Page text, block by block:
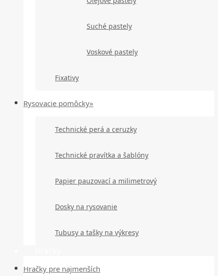
Suché pastely
Voskové pastely
Fixativy
Rysovacie pomôcky»
Technické perá a ceruzky
Technické pravítka a šablóny
Papier pauzovací a milimetrový
Dosky na rysovanie
Tubusy a tašky na výkresy
Hračky pre najmenších